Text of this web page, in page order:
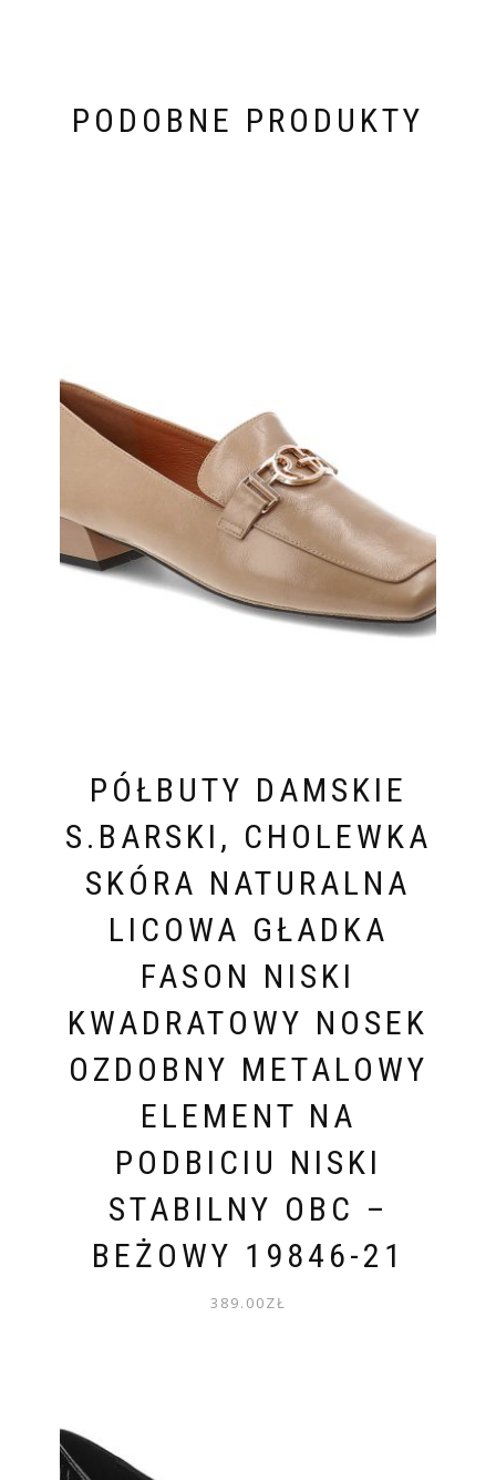
PODOBNE PRODUKTY
PÓŁBUTY DAMSKIE
S.BARSKI, CHOLEWKA
SKÓRA NATURALNA
LICOWA GŁADKA
FASON NISKI
KWADRATOWY NOSEK
OZDOBNY METALOWY
ELEMENT NA
PODBICIU NISKI
STABILNY OBC –
BEŻOWY 19846-21
389.00ZŁ